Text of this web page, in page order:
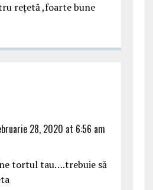
rețetă ,foarte bune
28, 2020 at 6:56 am
tortul tau….trebuie să